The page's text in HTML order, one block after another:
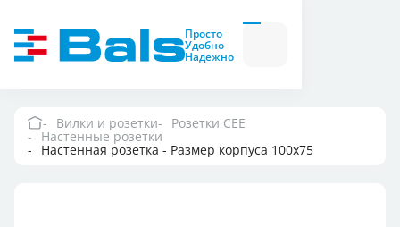
Просто
Удобно
Надежно
Вилки
и
розетки
модули
Вилки и розетки
Компания
Вилки и розетки Розетки CEE
Настенные розетки
Настенная розетка - Размер корпуса 100x75